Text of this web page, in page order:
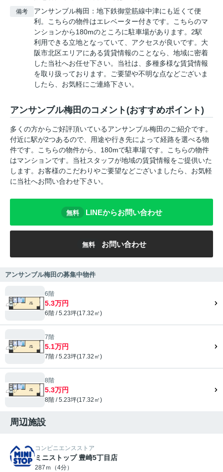
備考
アンサンブル梅田：地下鉄御堂筋線中津にも近くて便
利。こちらの物件はエレベーター付きです。こちらのマ
ンションから180mのところに駐車場があります。2駅
利用できる立地となっていて、アクセスが良いです。大
阪市北区エリアにある賃貸情報のことなら、地域に密着
した当社へお任せ下さい。当社は、多種多様な賃貸情報
を取り扱っております。ご要望や不明な点などございま
したら、お気軽にご連絡下さい。
アンサンブル梅田のコメント(おすすめポイント)
多くの方からご好評頂いているアンサンブル梅田のご紹介です。
付近に駅が2つあるので、用途や行き先によって経路を選べる物
件です。こちらの物件から、180mで駐車場です。こちらの物件
はマンションです。当社スタッフが地域の賃貸情報をご提供いた
します。お客様のこだわりやご要望などございましたら、お気軽
に当社へお問い合わせ下さい。
無料 LINEからお問い合わせ
無料 お問い合わせ
アンサンブル梅田の募集中物件
6階
5.3万円
6階 / 5.23坪(17.32㎡)
7階
5.1万円
7階 / 5.23坪(17.32㎡)
8階
5.3万円
8階 / 5.23坪(17.32㎡)
周辺施設
コンビニエンスストア
ミニストップ 豊崎5丁目店
287ｍ（4分）